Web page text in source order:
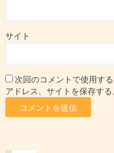
サイト
次回のコメントで使用す
アドレス、サイトを保存する